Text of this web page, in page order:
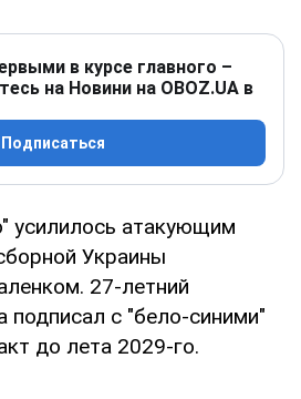
в курсе главного –
на Новини на OBOZ.UA в
Подписаться
усилилось атакующим
Украины
27-летний
подписал с "бело-синими"
до лета 2029-го.